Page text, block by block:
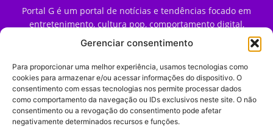
Gerenciar consentimento
Para proporcionar uma melhor experiência, usamos tecnologias como
cookies para armazenar e/ou acessar informações do dispositivo. O
consentimento com essas tecnologias nos permite processar dados
como comportamento da navegação ou IDs exclusivos neste site. O não
consentimento ou a revogação do consentimento pode afetar
negativamente determinados recursos e funções.
Portal G é um portal de notícias e tendências focado em
entretenimento, cultura pop, comportamento digital,
streaming, games e iniciativas de marca que impactam a
forma como o público vive e consome internet no Brasil.
Contato:contato@portalg.com.br